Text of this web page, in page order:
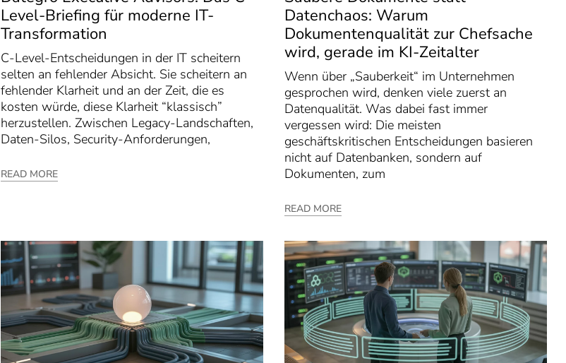
Level-Briefing für moderne IT-
Transformation
C-Level-Entscheidungen in der IT scheitern
selten an fehlender Absicht. Sie scheitern an
fehlender Klarheit und an der Zeit, die es
kosten würde, diese Klarheit “klassisch”
herzustellen. Zwischen Legacy-Landschaften,
Daten-Silos, Security-Anforderungen,
READ MORE
Datenchaos: Warum
Dokumentenqualität zur Chefsache
wird, gerade im KI-Zeitalter
Wenn über „Sauberkeit“ im Unternehmen
gesprochen wird, denken viele zuerst an
Datenqualität. Was dabei fast immer
vergessen wird: Die meisten
geschäftskritischen Entscheidungen basieren
nicht auf Datenbanken, sondern auf
Dokumenten, zum
READ MORE